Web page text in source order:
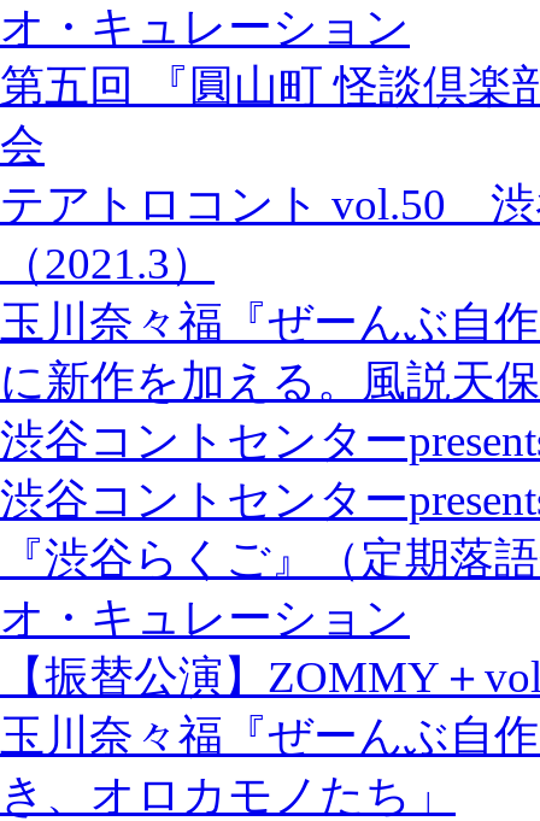
オ・キュレーション
第五回 『圓山町 怪談倶楽
会
テアトロコント vol.50
（2021.3）
玉川奈々福『ぜーんぶ自
に新作を加える。風説天
渋谷コントセンター
渋谷コントセンター
『渋谷らくご』（定期落
オ・キュレーション
【振替公演】ZOMMY＋
玉川奈々福『ぜーんぶ自
き、オロカモノたち」